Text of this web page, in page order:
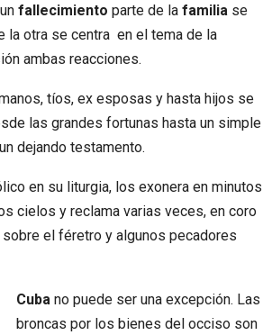
fallecimiento parte de la familia se
la otra se centra en el tema de la
ambas reacciones.
tíos, ex esposas y hasta hijos se
las grandes fortunas hasta un simple
dejando testamento.
en su liturgia, los exonera en minutos
cielos y reclama varias veces, en coro
el féretro y algunos pecadores
Cuba no puede ser una excepción. Las
broncas por los bienes del occiso son